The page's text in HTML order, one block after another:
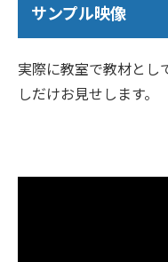
サンプル映像
実際に教室で教材とし
しだけお見せします。